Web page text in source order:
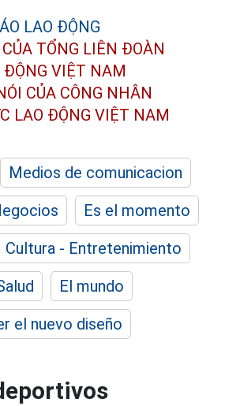
CỦA TỔNG LIÊN ĐOÀN
ĐỘNG VIỆT NAM
CỦA CÔNG NHÂN
LAO ĐỘNG VIỆT NAM
Medios de comunicacion
Es el momento
Cultura - Entretenimiento
El mundo
el nuevo diseño